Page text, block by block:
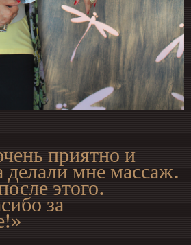
приятно и
делали мне массаж.
этого.
за